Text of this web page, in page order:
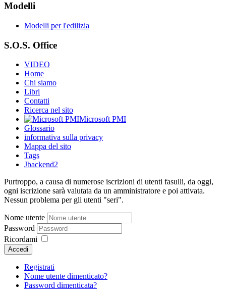
Modelli
Modelli per l'edilizia
S.O.S. Office
VIDEO
Home
Chi siamo
Libri
Contatti
Ricerca nel sito
Microsoft PMI
Glossario
informativa sulla privacy
Mappa del sito
Tags
Jbackend2
Purtroppo, a causa di numerose iscrizioni di utenti fasulli, da oggi,
ogni iscrizione sarà valutata da un amministratore e poi attivata.
Nessun problema per gli utenti "seri".
Nome utente
Password
Ricordami
Accedi
Registrati
Nome utente dimenticato?
Password dimenticata?